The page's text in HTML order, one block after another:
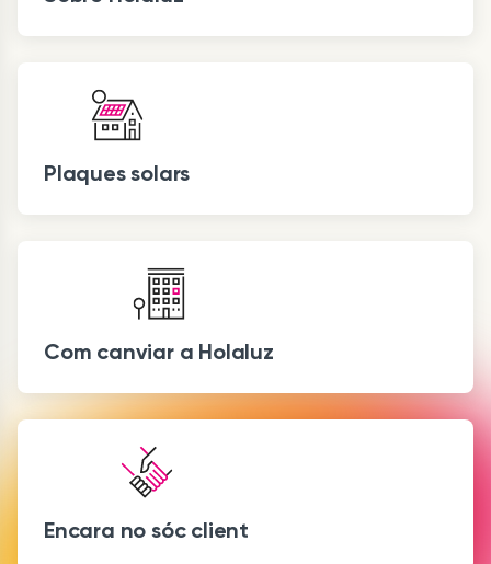
Plaques solars
Com canviar a Holaluz
Encara no sóc client